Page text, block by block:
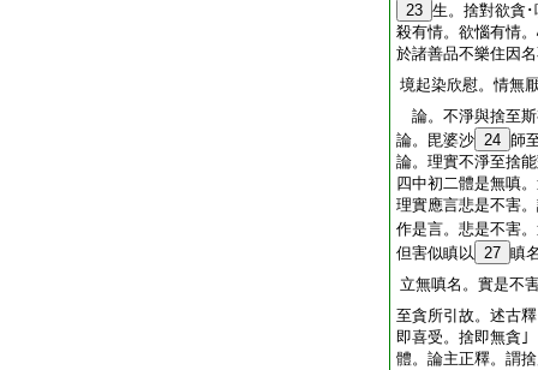
23 生。捨對欲貪
殺有情。欲惱有情
於諸善品不樂住因
境起染欣慰。情無
論。不淨與捨至
論。毘婆沙 24 師
論。理實不淨至
四中初二體是無
理實應言悲是不害
作是言。悲是不害
但害似瞋以 27 瞋
立無嗔名。實是不
至貪所引故。述古
即喜受。捨即無
體。論主正釋。謂